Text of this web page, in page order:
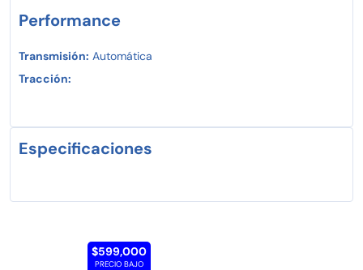
Performance
Transmisión: Automática
Tracción:
Especificaciones
$599,000
PRECIO BAJO